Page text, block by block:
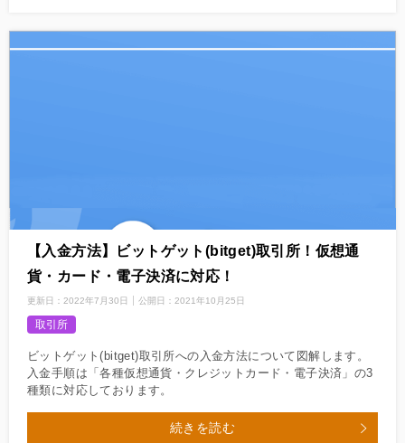
【入金方法】ビットゲット(bitget)取引所！仮想通
貨・カード・電子決済に対応！
更新日： 2022年7月30日 公開日： 2021年10月25日
取引所
ビットゲット(bitget)取引所への入金方法について図解します。
入金手順は「各種仮想通貨・クレジットカード・電子決済」の3
種類に対応しております。
続きを読む